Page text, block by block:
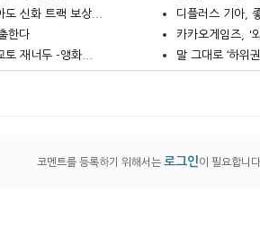
신화 트랙 보상...
한다
재너두 -앵화...
디플러스 기아,
카카오게임즈, '
말 그대로 ‘하위
코멘트를 등록하기 위해서는 로그인이 필요합니다.